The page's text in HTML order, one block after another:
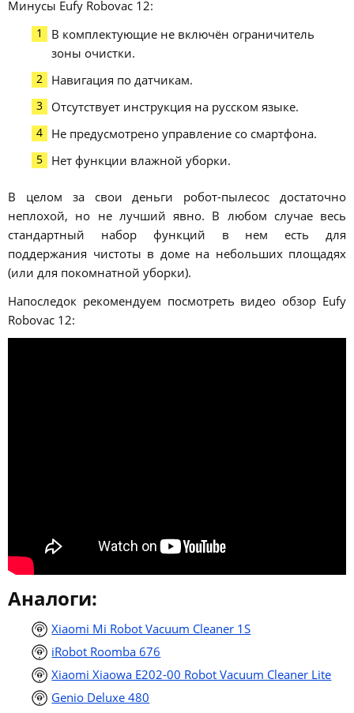
Минусы Eufy Robovac 12:
В комплектующие не включён ограничитель
зоны очистки.
Навигация по датчикам.
Отсутствует инструкция на русском языке.
Не предусмотрено управление со смартфона.
Нет функции влажной уборки.
В целом за свои деньги робот-пылесос достаточно
неплохой, но не лучший явно. В любом случае весь
стандартный набор функций в нем есть для
поддержания чистоты в доме на небольших площадях
(или для покомнатной уборки).
Напоследок рекомендуем посмотреть видео обзор Eufy
Robovac 12:
Аналоги:
Xiaomi Mi Robot Vacuum Cleaner 1S
iRobot Roomba 676
Xiaomi Xiaowa E202-00 Robot Vacuum Cleaner Lite
Genio Deluxe 480